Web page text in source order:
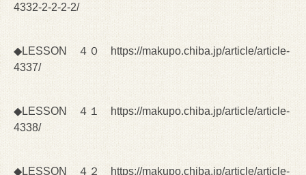
4332-2-2-2-2/
◆LESSON ４０
https://makupo.chiba.jp/article/article-
4337/
◆LESSON ４１
https://makupo.chiba.jp/article/article-
4338/
◆LESSON ４２https://makupo.chiba.jp/article/article-